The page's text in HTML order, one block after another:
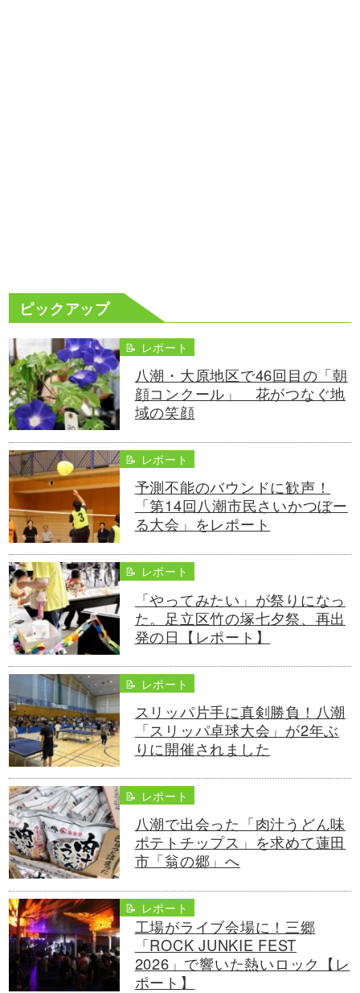
ピックアップ
📝 レポート
八潮・大原地区で46回目の「朝
顔コンクール」 花がつなぐ地
域の笑顔
📝 レポート
予測不能のバウンドに歓声！
「第14回八潮市民さいかつぼー
る大会」をレポート
📝 レポート
「やってみたい」が祭りになっ
た。足立区竹の塚七夕祭、再出
発の日【レポート】
📝 レポート
スリッパ片手に真剣勝負！八潮
「スリッパ卓球大会」が2年ぶ
りに開催されました
📝 レポート
八潮で出会った「肉汁うどん味
ポテトチップス」を求めて蓮田
市「翁の郷」へ
📝 レポート
工場がライブ会場に！三郷
「ROCK JUNKIE FEST
2026」で響いた熱いロック【レ
ポート】